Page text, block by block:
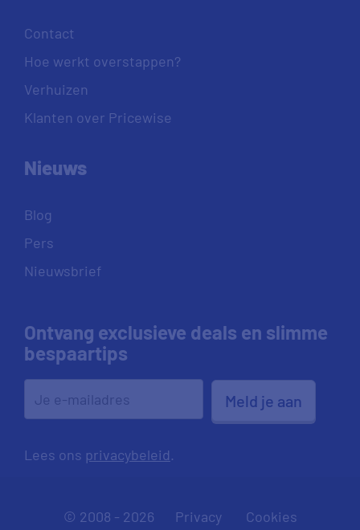
Contact
Hoe werkt overstappen?
Verhuizen
Klanten over Pricewise
Nieuws
Blog
Pers
Nieuwsbrief
Ontvang exclusieve deals en slimme
bespaartips
Meld je aan
Lees ons privacybeleid.
© 2008 - 2026 Privacy Cookies